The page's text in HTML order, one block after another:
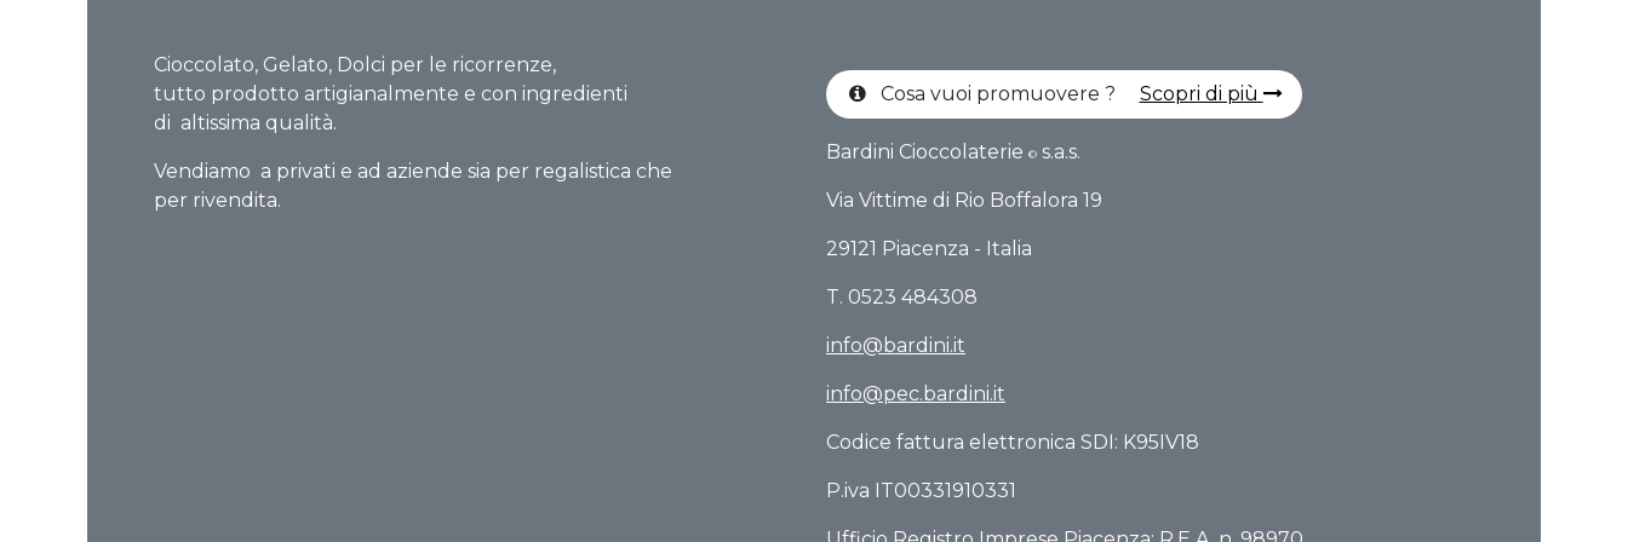
Cioccolato, Gelato, Dolci per le ricorrenze,
tutto prodotto artigianalmente e con ingredienti
di altissima qualità.
Vendiamo a privati e ad aziende sia per regalistica che
per rivendita.
Cosa vuoi promuovere ? Scopri di più
Bardini Cioccolaterie © s.a.s.
Via Vittime di Rio Boffalo​ra 19
29121 Piacenza - Italia
T. 0523 484308
info@bardini.it
info@pec.bardini.it​
Codice fattura elettronica SDI: K95IV18
P.iva IT00331910331